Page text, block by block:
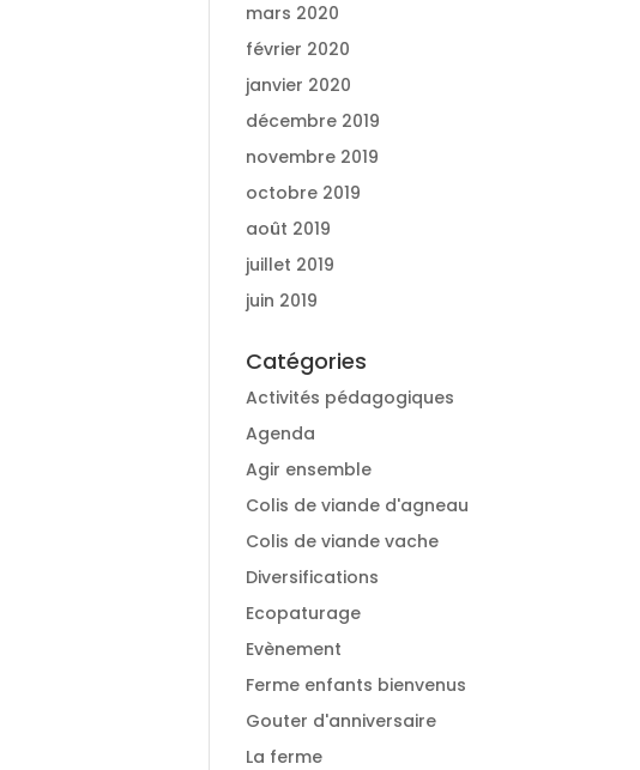
mars 2020
février 2020
janvier 2020
décembre 2019
novembre 2019
octobre 2019
août 2019
juillet 2019
juin 2019
Catégories
Activités pédagogiques
Agenda
Agir ensemble
Colis de viande d'agneau
Colis de viande vache
Diversifications
Ecopaturage
Evènement
Ferme enfants bienvenus
Gouter d'anniversaire
La ferme